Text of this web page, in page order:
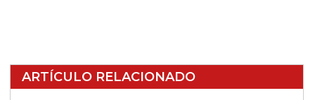
ARTÍCULO RELACIONADO